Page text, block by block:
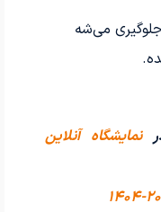
می‌شه
نمایشگاه آنلاین